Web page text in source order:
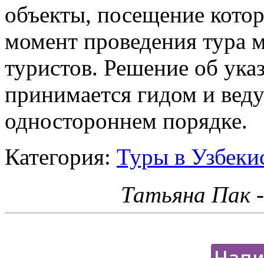
объекты, посещение
момент проведения тура
туристов. Решение об
принимается гидом и
одностороннем порядке.
Категория: Туры в
Татьяна Пак